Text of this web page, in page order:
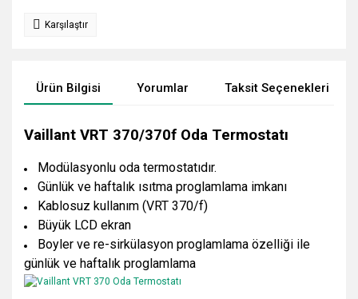
Karşılaştır
Ürün Bilgisi Yorumlar Taksit Seçenekleri
Vaillant VRT 370/370f Oda Termostatı
Modülasyonlu oda termostatıdır.
Günlük ve haftalık ısıtma proglamlama imkanı
Kablosuz kullanım (VRT 370/f)
Büyük LCD ekran
Boyler ve re-sirkülasyon proglamlama özelliği ile
günlük ve haftalık proglamlama